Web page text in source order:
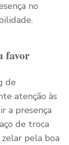
no
favor
de
atenção às
a presença
de troca
pela boa